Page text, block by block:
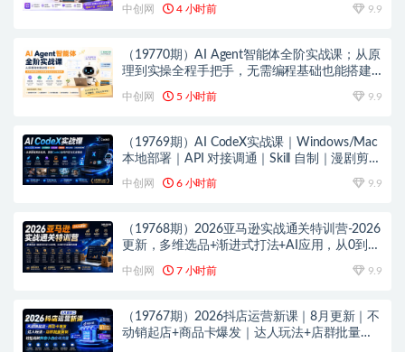
中创网 4 小时前 9.9
（19770期）AI Agent智能体全阶实战课；从原
理到实操全程手把手，无需编程基础也能搭建
中创网 5 小时前 9.9
（19769期）AI CodeX实战课｜Windows/Mac
本地部署｜API 对接调通｜Skill 自制｜漫剧剪辑
中创网 6 小时前 9.9
（19768期）2026亚马逊实战通关特训营-2026
更新，多维选品+渐进式打法+AI应用，从0到1
中创网 7 小时前 9.9
（19767期）2026抖店运营新课｜8月更新｜不
动销起店+商品卡爆发｜达人玩法+店群批量复